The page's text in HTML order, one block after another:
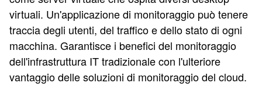
virtuali. Un'applicazione di monitoraggio può tenere
traccia degli utenti, del traffico e dello stato di ogni
macchina. Garantisce i benefici del monitoraggio
dell'infrastruttura IT tradizionale con l'ulteriore
vantaggio delle soluzioni di monitoraggio del cloud.